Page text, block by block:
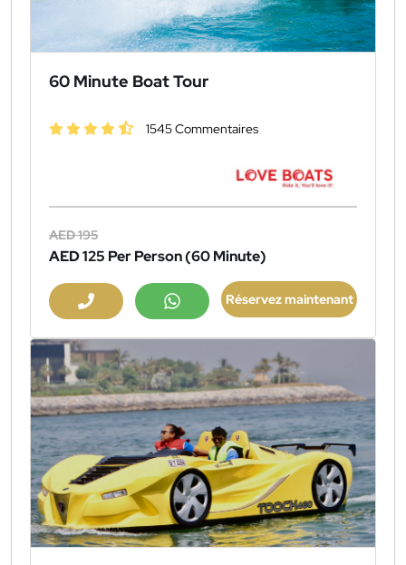
60 Minute Boat Tour
1545 Commentaires
AED 195
AED 125 Per Person (60 Minute)
Réservez maintenant